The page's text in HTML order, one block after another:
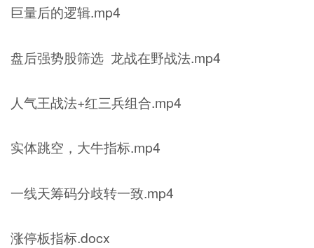
巨量后的逻辑.mp4
盘后强势股筛选 龙战在野战法.mp4
人气王战法+红三兵组合.mp4
实体跳空，大牛指标.mp4
一线天筹码分歧转一致.mp4
涨停板指标.docx